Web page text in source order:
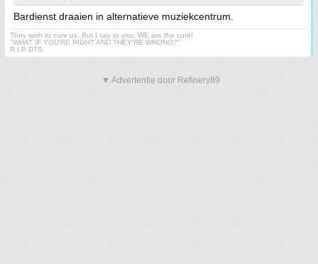
Bardienst draaien in alternatieve muziekcentrum.
They wish to cure us. But I say to you, WE are the cure!
"WHAT IF YOU'RE RIGHT AND THEY'RE WRONG?"
R.I.P DTS.
▼ Advertentie door Refinery89